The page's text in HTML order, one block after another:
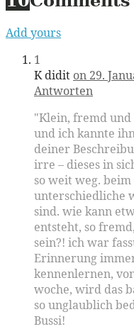
Add yours
1
K didit on 29.
Antworten
"Klein, fremd
und ich kannte
deiner
irre – dieses in
so weit weg. beim
unterschiedliche
sind. wie kann
entsteht, so
sein?! ich war
Erinnerung
kennenlernen,
woche, wird das
so unglaublich
Bussi!